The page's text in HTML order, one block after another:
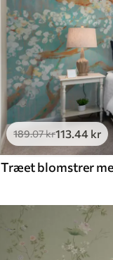
189.07kr113.44 kr